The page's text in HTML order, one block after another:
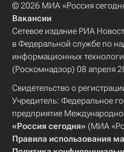
© 2026 МИА «Россия
Вакансии
Сетевое издание РИА
в Федеральной службе по
информационных
(Роскомнадзор) 08 апреля
Свидетельство о
Учредитель: Федеральное
предприятие
«Россия сегодня» (МИА
Правила использования